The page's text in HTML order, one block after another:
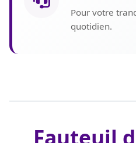
Pour votre
quotidien.
Fauteuil